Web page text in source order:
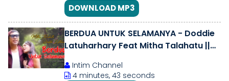
DOWNLOAD MP3
BERDUA UNTUK SELAMANYA - Doddie
Latuharhary Feat Mitha Talahatu ||
Intim Channel
4 minutes, 43 seconds